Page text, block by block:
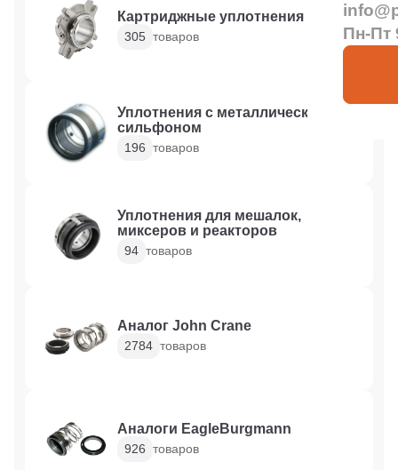
Картриджные уплотнения
305 товаров
Уплотнения с металлическим
сильфоном
196 товаров
Уплотнения для мешалок,
миксеров и реакторов
94 товаров
Аналог John Crane
2784 товаров
Аналоги EagleBurgmann
926 товаров
Пн-Пт